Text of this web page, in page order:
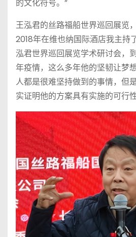
的文化符号。”
王泓君的丝路福船世界巡回展览
2018年在维也纳国际酒店我主持
泓君世界巡回展览学术研讨会，
年疫情，这么多年他的坚韧让梦
人都是很难坚持做到的事情，但
实证明他的方案具有实施的可行